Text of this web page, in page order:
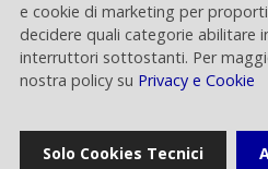
Rai Way S.p.A.
e cookie di marketing per
decidere quali categorie abilitare
interruttori sottostanti. Per
nostra policy su Privacy e Cookie
Solo Cookies Tecnici